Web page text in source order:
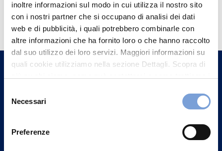
inoltre informazioni sul modo in cui utilizza il nostro sito
con i nostri partner che si occupano di analisi dei dati
web e di pubblicità, i quali potrebbero combinarle con
altre informazioni che ha fornito loro o che hanno raccolto
dal suo utilizzo dei loro servizi. Maggiori informazioni su
quali cookie utilizziamo nella sezione Dettagli. Scopra di
può trovare nel footer del sito nella sezione "Informativa
delNecessari
Preferenze
Hai bisogno di
informazioni?
Trova l'Agenzia più vicina a te e parla con
un nostro Agente.